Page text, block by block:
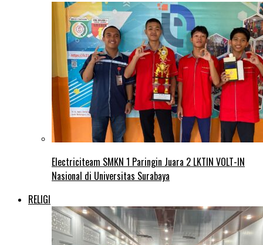
Electriciteam SMKN 1 Paringin Juara 2 LKTIN VOLT-IN
Nasional di Universitas Surabaya
RELIGI